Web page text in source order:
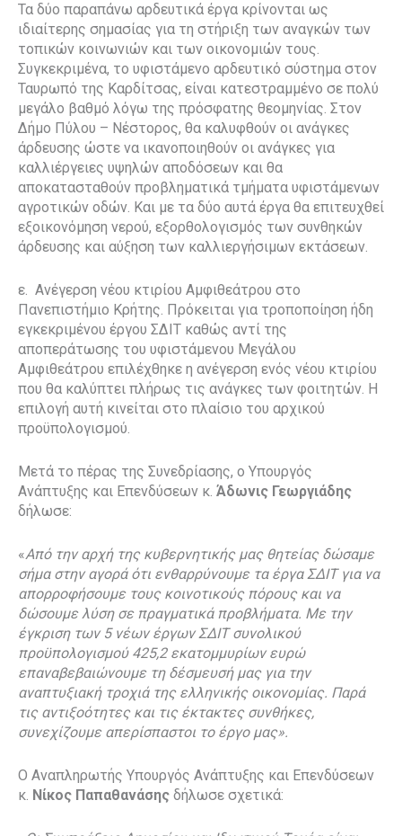
Τα δύο παραπάνω αρδευτικά έργα κρίνονται ως
ιδιαίτερης σημασίας για τη στήριξη των αναγκών των
τοπικών κοινωνιών και των οικονομιών τους.
Συγκεκριμένα, το υφιστάμενο αρδευτικό σύστημα στον
Ταυρωπό της Καρδίτσας, είναι κατεστραμμένο σε πολύ
μεγάλο βαθμό λόγω της πρόσφατης θεομηνίας. Στον
Δήμο Πύλου – Νέστορος, θα καλυφθούν οι ανάγκες
άρδευσης ώστε να ικανοποιηθούν οι ανάγκες για
καλλιέργειες υψηλών αποδόσεων και θα
αποκατασταθούν προβληματικά τμήματα υφιστάμενων
αγροτικών οδών. Και με τα δύο αυτά έργα θα επιτευχθεί
εξοικονόμηση νερού, εξορθολογισμός των συνθηκών
άρδευσης και αύξηση των καλλιεργήσιμων εκτάσεων.
ε. Ανέγερση νέου κτιρίου Αμφιθεάτρου στο
Πανεπιστήμιο Κρήτης. Πρόκειται για τροποποίηση ήδη
εγκεκριμένου έργου ΣΔΙΤ καθώς αντί της
αποπεράτωσης του υφιστάμενου Μεγάλου
Αμφιθεάτρου επιλέχθηκε η ανέγερση ενός νέου κτιρίου
που θα καλύπτει πλήρως τις ανάγκες των φοιτητών. Η
επιλογή αυτή κινείται στο πλαίσιο του αρχικού
προϋπολογισμού.
Μετά το πέρας της Συνεδρίασης, ο Υπουργός
Ανάπτυξης και Επενδύσεων κ. Άδωνις Γεωργιάδης
δήλωσε:
«Από την αρχή της κυβερνητικής μας θητείας δώσαμε
σήμα στην αγορά ότι ενθαρρύνουμε τα έργα ΣΔΙΤ για να
απορροφήσουμε τους κοινοτικούς πόρους και να
δώσουμε λύση σε πραγματικά προβλήματα. Με την
έγκριση των 5 νέων έργων ΣΔΙΤ συνολικού
προϋπολογισμού 425,2 εκατομμυρίων ευρώ
επαναβεβαιώνουμε τη δέσμευσή μας για την
αναπτυξιακή τροχιά της ελληνικής οικονομίας. Παρά
τις αντιξοότητες και τις έκτακτες συνθήκες,
συνεχίζουμε απερίσπαστοι το έργο μας».
Ο Αναπληρωτής Υπουργός Ανάπτυξης και Επενδύσεων
κ. Νίκος Παπαθανάσης δήλωσε σχετικά: